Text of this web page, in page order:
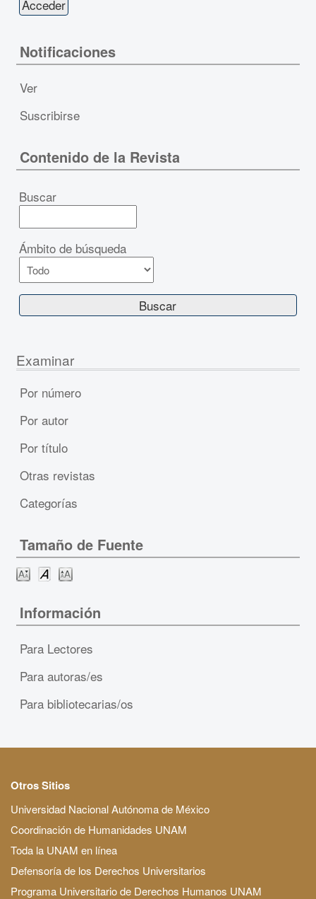
Notificaciones
Ver
Suscribirse
Contenido de la Revista
Buscar
Ámbito de búsqueda
Examinar
Por número
Por autor
Por título
Otras revistas
Categorías
Tamaño de Fuente
Información
Para Lectores
Para autoras/es
Para bibliotecarias/os
Otros Sitios
Universidad Nacional Autónoma de México
Coordinación de Humanidades UNAM
Toda la UNAM en línea
Defensoría de los Derechos Universitarios
Programa Universitario de Derechos Humanos UNAM